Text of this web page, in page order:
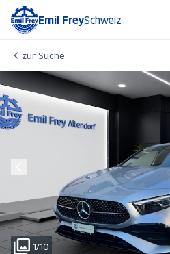
Emil FreySchweiz
zur Suche
1/10